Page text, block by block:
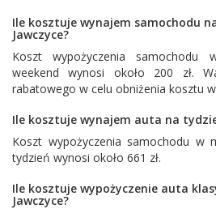
Ile kosztuje wynajem samochodu
Jawczyce?
Koszt wypożyczenia samochodu
weekend wynosi około 200 zł.
rabatowego w celu obniżenia kosztu
Ile kosztuje wynajem auta na
Koszt wypożyczenia samochodu w
tydzień wynosi około 661 zł.
Ile kosztuje wypożyczenie auta
Jawczyce?